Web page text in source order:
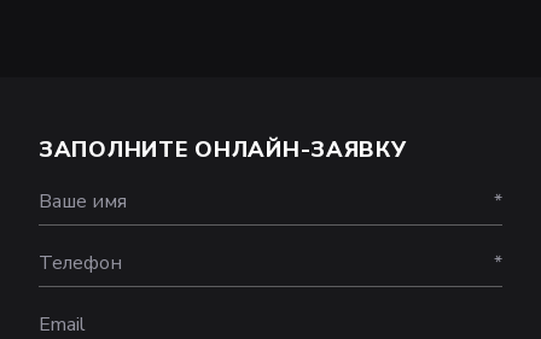
ЗАПОЛНИТЕ ОНЛАЙН-ЗАЯВКУ
Ваше имя *
Телефон *
Email